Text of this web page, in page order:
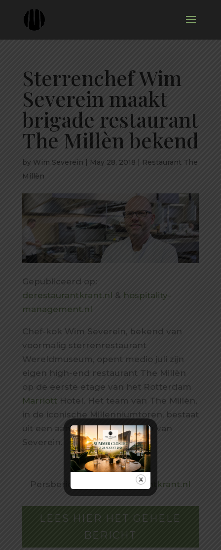
Sterrenchef Wim
Severein maakt
brigade restaurant
The Millèn bekend
by Wim Severein | May 28, 2018 | Restaurant The
Millèn
Gepubliceerd op:
derestaurantkrant.nl & hospitality-
management.nl
Chef-kok Wim Severein, bekend van
voormalig sterrenrestaurant
Wereldmuseum, opent medio juli zijn
eigen high-end restaurant The Millèn
op de eerste etage van het Rotterdam
Marriott Hotel. Het team van The Millèn,
in de iconische Millenniumtoren, bestaat
uit een aantal oude bekenden van
Severein.
Persbericht op: derestaurantkrant.nl
LEES HIER HET GEHELE
BERICHT